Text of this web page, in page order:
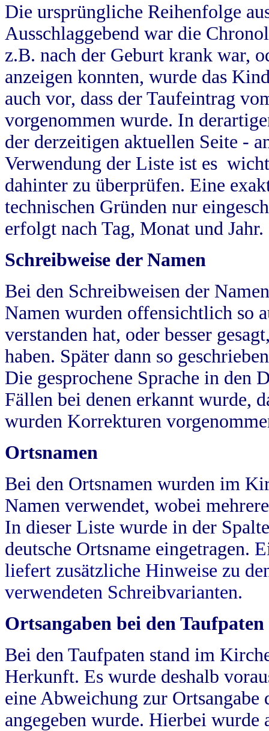
Die ursprüngliche Reihenfolge
Ausschlaggebend war die
z.B. nach der Geburt krank war,
anzeigen konnten, wurde das
auch vor, dass der Taufeintrag
vorgenommen wurde. In
der derzeitigen aktuellen Seite -
Verwendung der Liste ist es
dahinter zu überprüfen. Eine
technischen Gründen nur
erfolgt nach Tag, Monat und Jahr.
Schreibweise der Namen
Bei den Schreibweisen der
Namen wurden offensichtlich so
verstanden hat, oder besser
haben. Später dann so
Die gesprochene Sprache in
Fällen bei denen erkannt wurde,
wurden Korrekturen
Ortsnamen
Bei den Ortsnamen wurden im
Namen verwendet, wobei
In dieser Liste wurde in der
deutsche Ortsname eingetragen.
liefert zusätzliche Hinweise zu
verwendeten Schreibvarianten.
Ortsangaben bei den Taufpaten
Bei den Taufpaten stand im
Herkunft. Es wurde deshalb
eine Abweichung zur
angegeben wurde. Hierbei wurde